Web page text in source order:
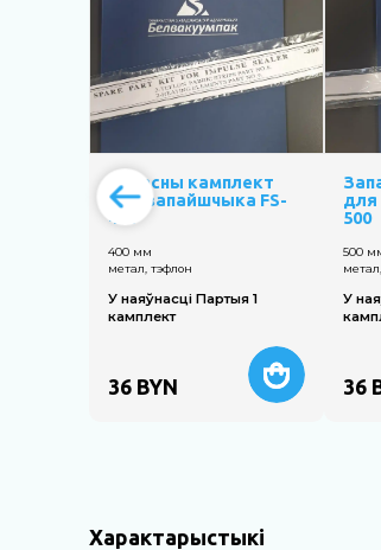
Запасны камплект
для запайшчыка FS-
400
400 мм
метал, тэфлон
У наяўнасці Партыя 1
камплект
36 BYN
для
500
500
У
36
Характарыстыкі